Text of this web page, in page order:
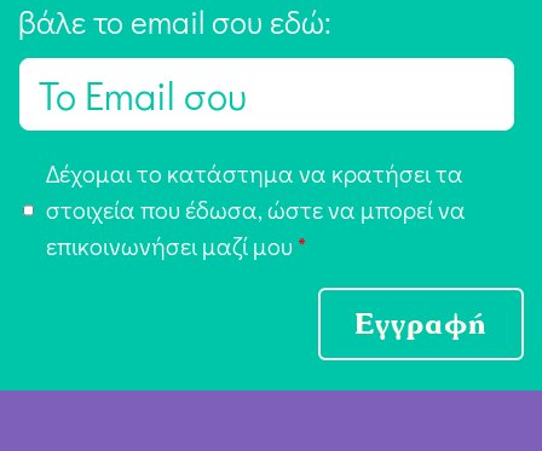
βάλε το email σου εδώ:
E
π
ή
Δέχομαι το κατάστημα να κρατήσει τα
στοιχεία που έδωσα, ώστε να μπορεί να
επικοινωνήσει μαζί μου *
Εγγραφή